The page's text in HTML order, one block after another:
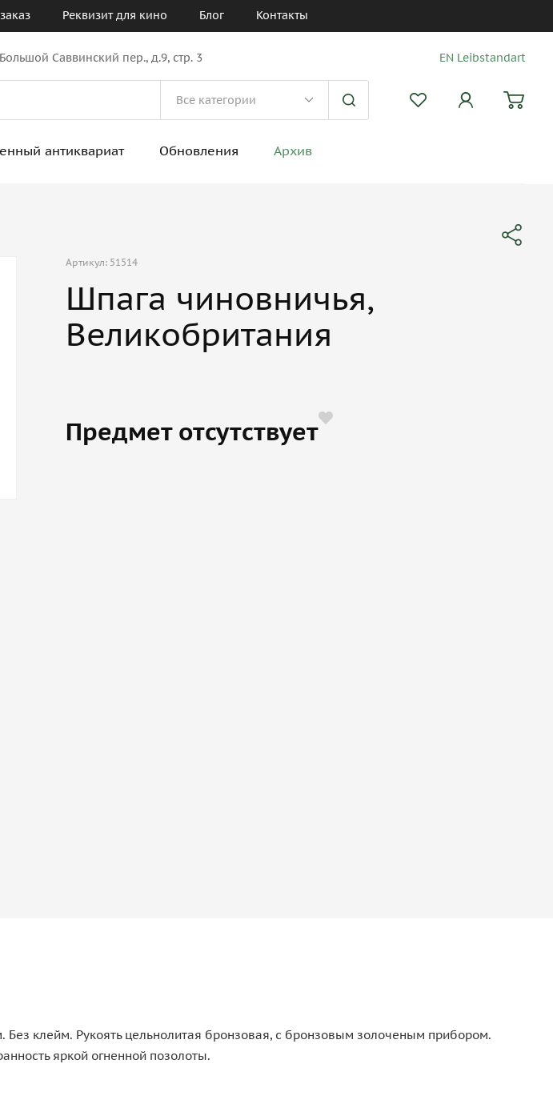
Реквизит для кино Блог Контакты
Саввинский пер., д.9, стр. 3 EN Leibstandart
антиквариат Обновления Архив
Артикул: 51514
Шпага чиновничья,
Великобритания
Предмет отсутствует
клейм. Рукоять цельнолитая бронзовая, с бронзовым золоченым прибором.
яркой огненной позолоты.